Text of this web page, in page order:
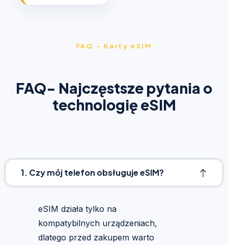
FAQ - Karty eSIM
FAQ- Najczęstsze pytania o
technologię eSIM
1. Czy mój telefon obsługuje eSIM?
eSIM działa tylko na
kompatybilnych urządzeniach,
dlatego przed zakupem warto